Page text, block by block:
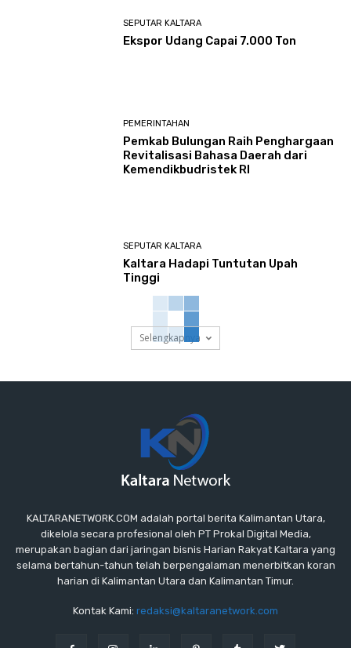
SEPUTAR KALTARA
Ekspor Udang Capai 7.000 Ton
PEMERINTAHAN
Pemkab Bulungan Raih Penghargaan
Revitalisasi Bahasa Daerah dari
Kemendikbudristek RI
SEPUTAR KALTARA
Kaltara Hadapi Tuntutan Upah
Tinggi
Selengkapnya
KALTARANETWORK.COM adalah portal berita Kalimantan Utara,
dikelola secara profesional oleh PT Prokal Digital Media,
merupakan bagian dari jaringan bisnis Harian Rakyat Kaltara yang
selama bertahun-tahun telah berpengalaman menerbitkan koran
harian di Kalimantan Utara dan Kalimantan Timur.
Kontak Kami: redaksi@kaltaranetwork.com